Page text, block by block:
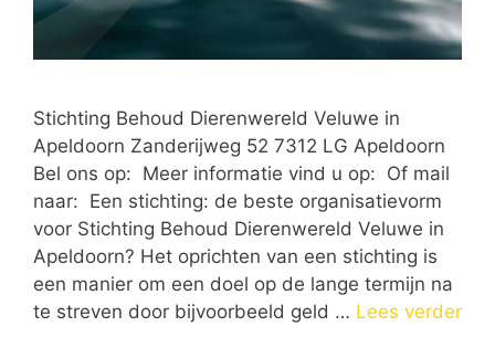
Stichting Behoud Dierenwereld Veluwe in
Apeldoorn Zanderijweg 52 7312 LG Apeldoorn
Bel ons op: Meer informatie vind u op: Of mail
naar: Een stichting: de beste organisatievorm
voor Stichting Behoud Dierenwereld Veluwe in
Apeldoorn? Het oprichten van een stichting is
een manier om een doel op de lange termijn na
te streven door bijvoorbeeld geld … Lees verder